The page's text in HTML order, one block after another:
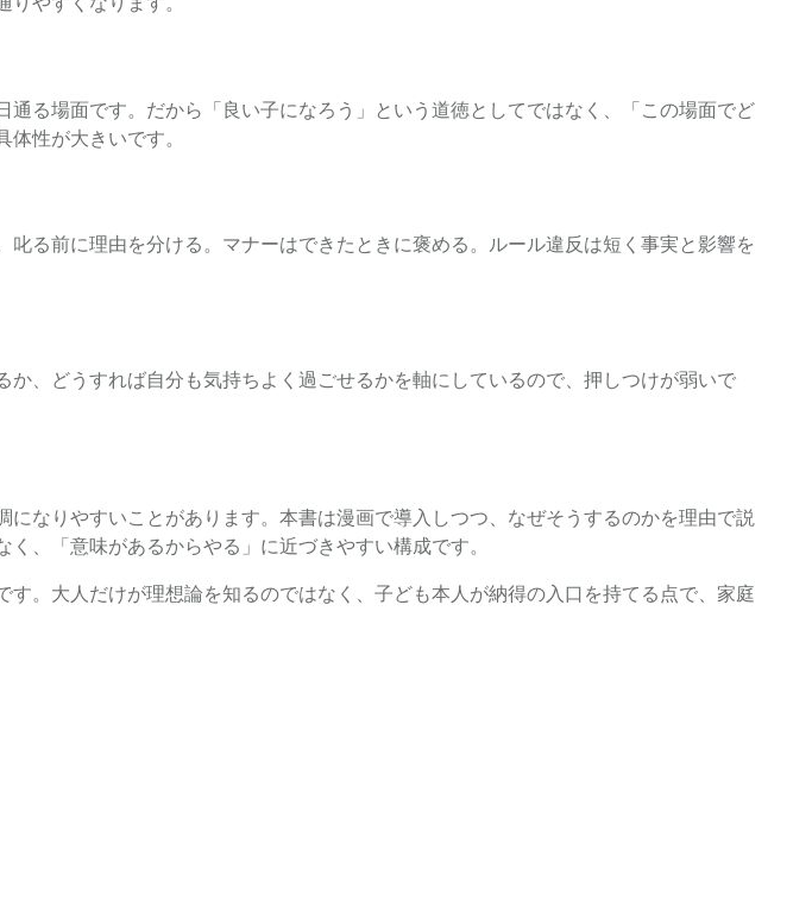
る場面です。だから「良い子になろう」という道徳としてではなく、「この場面でど
性が大きいです。
る前に理由を分ける。マナーはできたときに褒める。ルール違反は短く事実と影響を
、どうすれば自分も気持ちよく過ごせるかを軸にしているので、押しつけが弱いで
なりやすいことがあります。本書は漫画で導入しつつ、なぜそうするのかを理由で説
、「意味があるからやる」に近づきやすい構成です。
。大人だけが理想論を知るのではなく、子ども本人が納得の入口を持てる点で、家庭